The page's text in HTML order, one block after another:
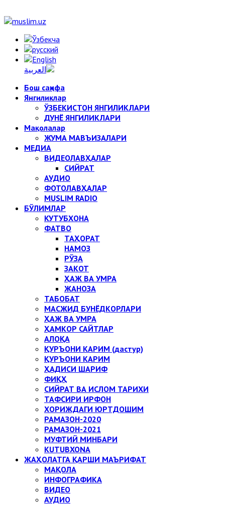
Бош саҳифа
Янгиликлар
ЎЗБЕКИСТОН ЯНГИЛИКЛАРИ
ДУНЁ ЯНГИЛИКЛАРИ
Мақолалар
ЖУМА МАВЪИЗАЛАРИ
МЕДИА
ВИДЕОЛАВҲАЛАР
СИЙРАТ
АУДИО
ФОТОЛАВҲАЛАР
MUSLIM RADIO
БЎЛИМЛАР
КУТУБХОНА
ФАТВО
ТАҲОРАТ
НАМОЗ
РЎЗА
ЗАКОТ
ҲАЖ ВА УМРА
ЖАНОЗА
ТАБОБАТ
МАСЖИД БУНЁДКОРЛАРИ
ҲАЖ ВА УМРА
ҲАМКОР САЙТЛАР
АЛОҚА
ҚУРЪОНИ КАРИМ (дастур)
ҚУРЪОНИ КАРИМ
ҲАДИСИ ШАРИФ
ФИҚҲ
СИЙРАТ ВА ИСЛОМ ТАРИХИ
ТАФСИРИ ИРФОН
ХОРИЖДАГИ ЮРТДОШИМ
РАМАЗОН-2020
РАМАЗОН-2021
МУФТИЙ МИНБАРИ
KUTUBXONA
ЖАҲОЛАТГА ҚАРШИ МАЪРИФАТ
МАҚОЛА
ИНФОГРАФИКА
ВИДЕО
АУДИО